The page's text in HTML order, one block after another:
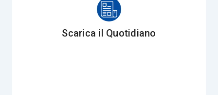
Scarica il Quotidiano